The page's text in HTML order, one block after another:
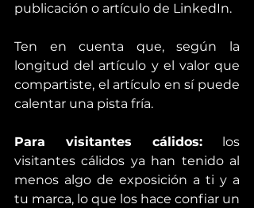
publicación o artículo de LinkedIn.
Ten en cuenta que, según la
longitud del artículo y el valor que
compartiste, el artículo en sí puede
calentar una pista fría.
Para visitantes cálidos: los
visitantes cálidos ya han tenido al
menos algo de exposición a ti y a
tu marca, lo que los hace confiar un